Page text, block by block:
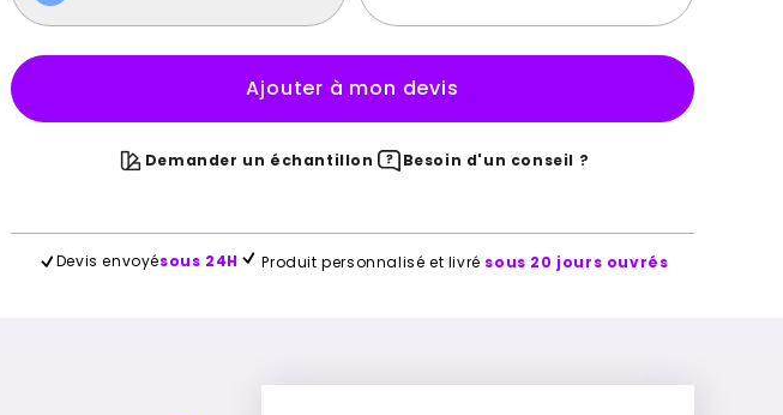
Ajouter à mon devis
Demander un échantillon Besoin d'un conseil ?
Devis envoyésous 24H Produit personnalisé et livré sous 20 jours ouvrés